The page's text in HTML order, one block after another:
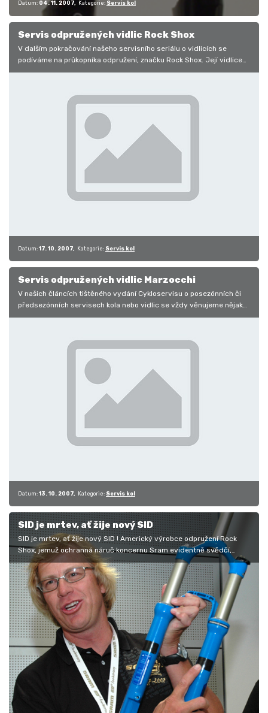
Datum: 04. 11. 2007 Kategorie: Servis kol
Servis odpružených vidlic Rock Shox
V dalším pokračování našeho servisního seriálu o vidlicích se
podíváme na průkopníka odpružení, značku Rock Shox. Její vidlice
RS 1, byla…
Datum: 17. 10. 2007 Kategorie: Servis kol
Servis odpružených vidlic Marzocchi
V našich článcích tištěného vydání Cykloservisu o posezónních či
předsezónních servisech kola nebo vidlic se vždy věnujeme nějaké
základní…
Datum: 13. 10. 2007 Kategorie: Servis kol
SID je mrtev, ať žije nový SID
SID je mrtev, ať žije nový SID ! Americký výrobce odpružení Rock
Shox, jemuž ochranná náruč koncernu Sram evidentně svědčí,
představil…